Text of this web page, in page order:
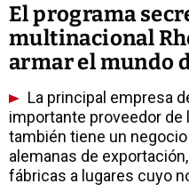
El programa
multinacional
armar el mundo
La principal empresa
importante proveedor de
también tiene un
alemanas de
fábricas a lugares cuyo